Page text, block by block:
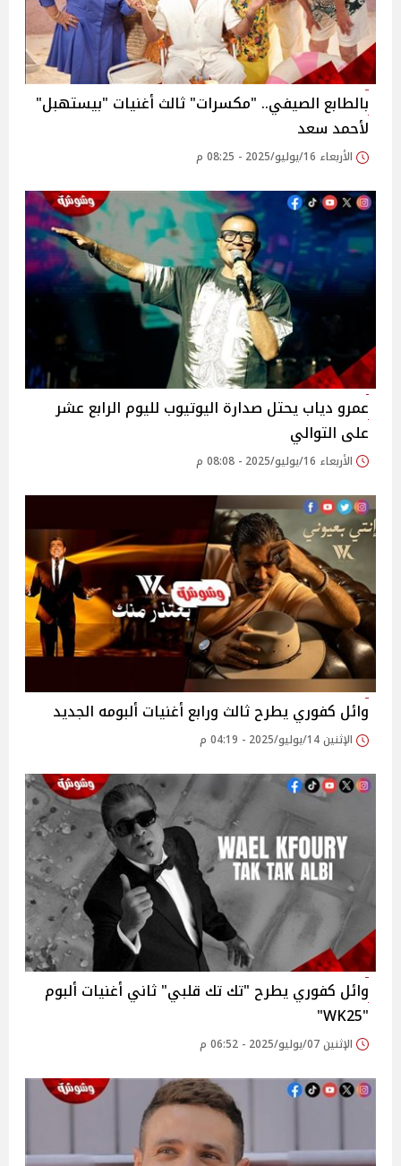
بالطابع الصيفي.. "مكسرات" ثالث أغنيات "بيستهبل"
لأحمد سعد ‎
الأربعاء 16/يوليو/2025 - 08:25 م
عمرو دياب يحتل صدارة اليوتيوب لليوم الرابع عشر
على التوالي ‎
الأربعاء 16/يوليو/2025 - 08:08 م
وائل كفوري يطرح ثالث ورابع أغنيات ألبومه الجديد
الإثنين 14/يوليو/2025 - 04:19 م
وائل كفوري يطرح "تك تك قلبي" ثاني أغنيات ألبوم
WK25"‎"
الإثنين 07/يوليو/2025 - 06:52 م